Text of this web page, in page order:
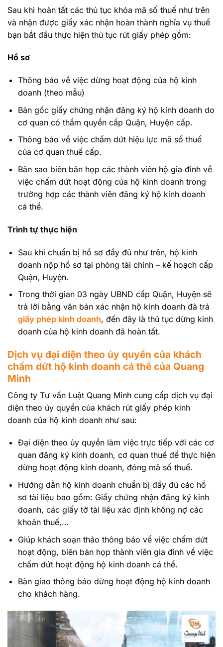
Sau khi hoàn tất các thủ tục khóa mã số thuế như trên
và nhận được giấy xác nhận hoàn thành nghĩa vụ thuế
bạn bắt đầu thực hiện thủ tục rút giấy phép gồm:
Hồ sơ
Thông báo về việc dừng hoạt động của hộ kinh
doanh (theo mẫu)
Bản gốc giấy chứng nhận đăng ký hộ kinh doanh do
cơ quan có thẩm quyền cấp Quận, Huyện cấp.
Thông báo về việc chấm dứt hiệu lực mã số thuế
của cơ quan thuế cấp.
Bản sao biên bản họp các thành viên hộ gia đình về
việc chấm dứt hoạt động của hộ kinh doanh trong
trường hợp các thành viên đăng ký hộ kinh doanh
cá thể.
Trình tự thực hiện
Sau khi chuẩn bị hồ sơ đầy đủ như trên, hộ kinh
doanh nộp hồ sơ tại phòng tài chính – kế hoạch cấp
Quận, Huyện.
Trong thời gian 03 ngày UBND cấp Quận, Huyện sẽ
trả lời bằng văn bản xác nhận hộ kinh doanh đã trả
giấy phép kinh doanh, đến đây là thủ tục dừng kinh
doanh của hộ kinh doanh đã hoàn tất.
Dịch vụ đại diện theo ủy quyền của khách
chấm dứt hộ kinh doanh cá thể của Quang
Minh
Công ty Tư vấn Luật Quang Minh cung cấp dịch vụ đại
diện theo ủy quyền của khách rút giấy phép kinh
doanh của hộ kinh doanh như sau:
Đại diện theo ủy quyền làm việc trực tiếp với các cơ
quan đăng ký kinh doanh, cơ quan thuế để thực hiện
dừng hoạt động kinh doanh, đóng mã số thuế.
Hướng dẫn hộ kinh doanh chuẩn bị đầy đủ các hồ
sơ tài liệu bao gồm: Giấy chứng nhận đăng ký kinh
doanh, các giấy tờ tài liệu xác định không nợ các
khoản thuế,…
Giúp khách soạn thảo thông báo về việc chấm dứt
hoạt động, biên bản họp thành viên gia đình về việc
chấm dứt hoạt động hộ kinh doanh cá thể.
Bàn giao thông báo dừng hoạt động hộ kinh doanh
cho khách hàng.